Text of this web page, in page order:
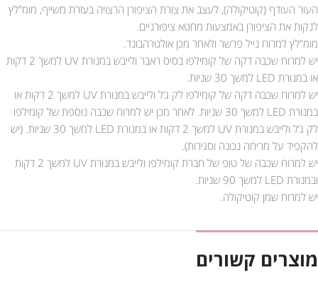
העור העודף (קוטיקולה), לעצב את צורת הציפורן הרצויה בעזרת משייף, מומ”לץ
לנקות את הציפורן באמצעות מחטא ציפורניים.
מומ”לץ למרוח נייל פרשר ולאחר מכן אולטרהבונד.
יש למרוח שכבה דקה של קומילפו בסיס ראבר ולייבש במנורת UV למשך 2 דקות
או במנורת LED למשך 30 שניות.
יש למרוח שכבה דקה של קומילפו לק ג’ל ולייבש במנורת UV למשך 2 דקות או
במנורת LED למשך 30 שניות. לאחר מכן יש למרוח שכבה נוספת של קומילפו
לק ג’ל ולייבש במנורת UV למשך 2 דקות או במנורת LED למשך 30 שניות. (יש
להקפיד על מריחה נכונה וסגירות).
יש למרוח שכבה של טופ של חברת קומילפו ולייבש במנורת UV למשך 2 דקות
ובמנורת LED למשך 90 שניות.
יש למרוח שמן קוטיקולה.
מוצרים קשורים